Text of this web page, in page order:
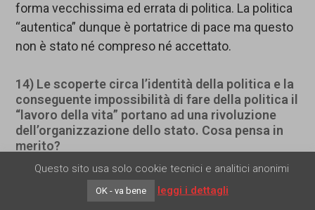
forma vecchissima ed errata di politica. La politica
“autentica” dunque è portatrice di pace ma questo
non è stato né compreso né accettato.
14) Le scoperte circa l’identità della politica e la
conseguente impossibilità di fare della politica il
“lavoro della vita” portano ad una rivoluzione
dell’organizzazione dello stato. Cosa pensa in
merito?
La coscienza dell’identità della politica
obbligherebbe le istituzioni dei vari stati e le
Questo sito usa solo cookie tecnici e analitici anonimi
OK - va bene leggi i dettagli